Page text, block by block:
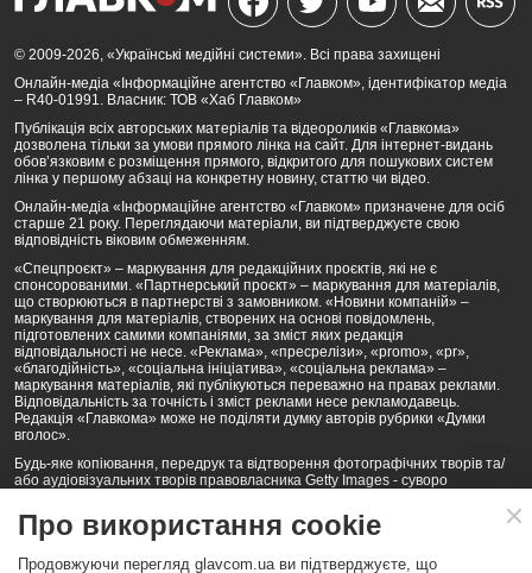
© 2009-2026, «Українські медійні системи». Всі права захищені
Онлайн-медіа «Інформаційне агентство «Главком», ідентифікатор медіа
– R40-01991. Власник: ТОВ «Хаб Главком»
Публікація всіх авторських матеріалів та відеороликів «Главкома»
дозволена тільки за умови прямого лінка на сайт. Для інтернет-видань
обов’язковим є розміщення прямого, відкритого для пошукових систем
лінка у першому абзаці на конкретну новину, статтю чи відео.
Онлайн-медіа «Інформаційне агентство «Главком» призначене для осіб
старше 21 року. Переглядаючи матеріали, ви підтверджуєте свою
відповідність віковим обмеженням.
«Спецпроєкт» – маркування для редакційних проєктів, які не є
спонсорованими. «Партнерський проєкт» – маркування для матеріалів,
що створюються в партнерстві з замовником. «Новини компаній» –
маркування для матеріалів, створених на основі повідомлень,
підготовлених самими компаніями, за зміст яких редакція
відповідальності не несе. «Реклама», «пресрелізи», «promo», «pr»,
«благодійність», «соціальна ініціатива», «соціальна реклама» –
маркування матеріалів, які публікуються переважно на правах реклами.
Відповідальність за точність і зміст реклами несе рекламодавець.
Редакція «Главкома» може не поділяти думку авторів рубрики «Думки
вголос».
Будь-яке копіювання, передрук та відтворення фотографічних творів та/
або аудіовізуальних творів правовласника Getty Images - суворо
Політика конфіденційності (Privacy Policy). Правила сайту
Про використання cookie
Продовжуючи перегляд glavcom.ua ви підтверджуєте, що